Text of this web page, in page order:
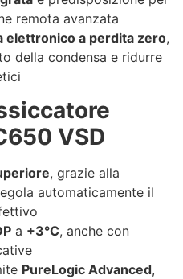
remota avanzata
elettronico a perdita zero,
della condensa e ridurre
VSD
, grazie alla
automaticamente il
a +3°C, anche con
PureLogic Advanced,